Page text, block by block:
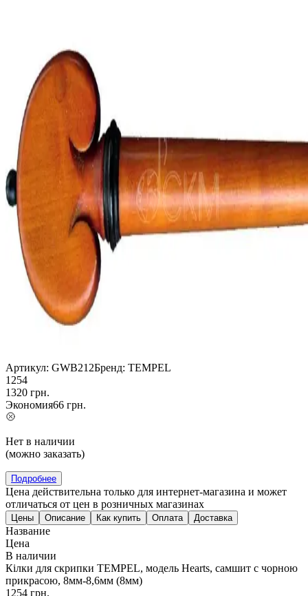
Артикул: GWB212Бренд: TEMPEL
1254
1320 грн.
Экономия66 грн.
Нет в наличии
(можно заказать)
Подробнее
Цена действительна только для интернет-магазина и может
отличаться от цен в розничных магазинах
Цены Описание Как купить Оплата Доставка
Название
Цена
В наличии
Кілки для скрипки TEMPEL, модель Hearts, самшит c чорною
прикрасою, 8мм-8,6мм (8мм)
1254 грн.